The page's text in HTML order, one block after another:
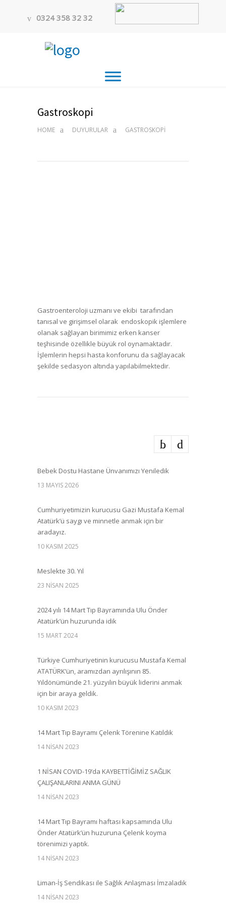
0324 358 32 32
Gastroskopi
HOME DUYURULAR GASTROSKOPI
Gastroenteroloji uzmanı ve ekibi tarafından
tanısal ve girişimsel olarak endoskopik işlemlere
olanak sağlayan birimimiz erken kanser
teşhisinde özellikle büyük rol oynamaktadır.
İşlemlerin hepsi hasta konforunu da sağlayacak
şekilde sedasyon altında yapılabilmektedir.
Bebek Dostu Hastane Ünvanımızı Yeniledik
13 MAYIS 2026
Cumhuriyetimizin kurucusu Gazi Mustafa Kemal
Atatürk’ü saygı ve minnetle anmak için bir
aradayız.
10 KASIM 2025
Meslekte 30. Yıl
23 NISAN 2025
2024 yılı 14 Mart Tıp Bayramında Ulu Önder
Atatürk’ün huzurunda idik
15 MART 2024
Türkiye Cumhuriyetinin kurucusu Mustafa Kemal
ATATÜRK’ün, aramızdan ayrılışının 85.
Yıldönümünde 21. yüzyılın büyük liderini anmak
için bir araya geldik.
10 KASIM 2023
14 Mart Tıp Bayramı Çelenk Törenine Katıldık
14 NISAN 2023
1 NİSAN COVID-19’da KAYBETTİĞİMİZ SAĞLIK
ÇALIŞANLARINI ANMA GÜNÜ
14 NISAN 2023
14 Mart Tıp Bayramı haftası kapsamında Ulu
Önder Atatürk’ün huzuruna Çelenk koyma
törenimizi yaptık.
14 NISAN 2023
Liman-İş Sendikası ile Sağlık Anlaşması İmzaladık
14 NISAN 2023